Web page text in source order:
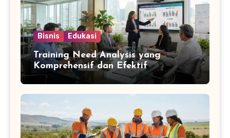
Bisnis Edukasi
Training Need Analysis yang
Komprehensif dan Efektif